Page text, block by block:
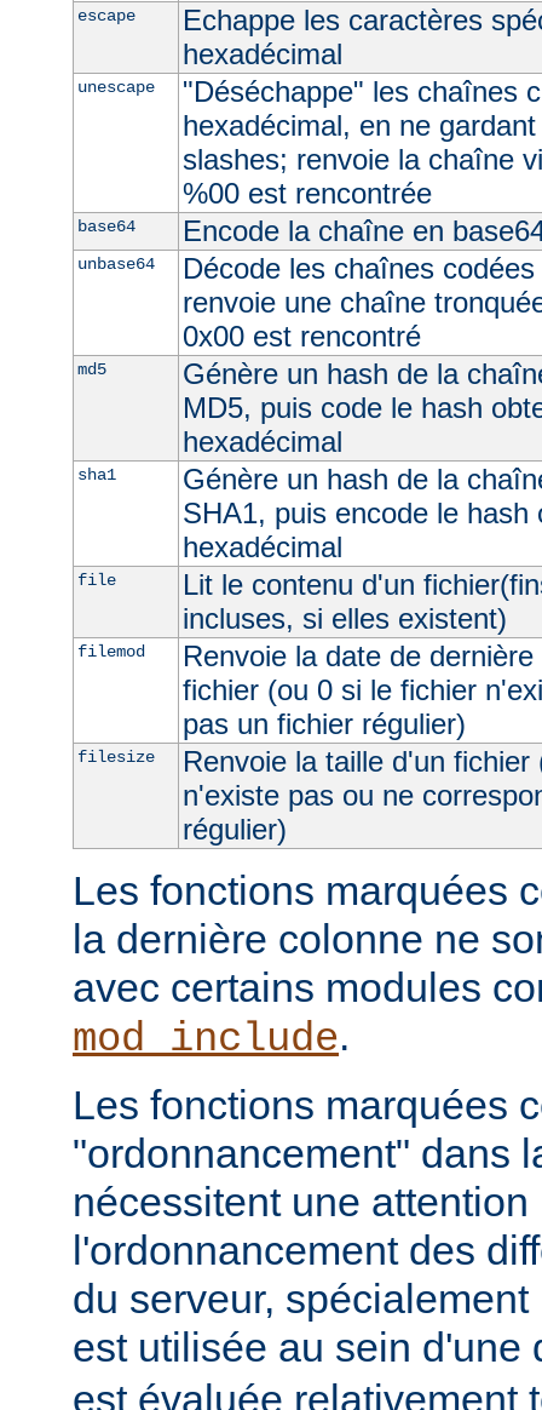
escape
Echappe les caractères
hexadécimal
unescape
"Déséchappe" les chaînes
hexadécimal, en ne
slashes; renvoie la chaîne
%00 est rencontrée
base64 Encode la chaîne en
unbase64
Décode les chaînes
renvoie une chaîne
0x00 est rencontré
md5
Génère un hash de la
MD5, puis code le hash
hexadécimal
sha1
Génère un hash de la
SHA1, puis encode le hash
hexadécimal
file
Lit le contenu d'un
incluses, si elles existent)
filemod
Renvoie la date de
fichier (ou 0 si le fichier
pas un fichier régulier)
filesize
Renvoie la taille d'un
n'existe pas ou ne
régulier)
Les fonctions marquées
la dernière colonne ne
avec certains modules
mod_include.
Les fonctions marquées
"ordonnancement" dans
nécessitent une
l'ordonnancement des
du serveur,
est utilisée au sein d'une
est évaluée relativement